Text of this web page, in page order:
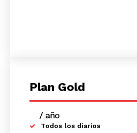
Plan Gold
/ año
Todos los diarios